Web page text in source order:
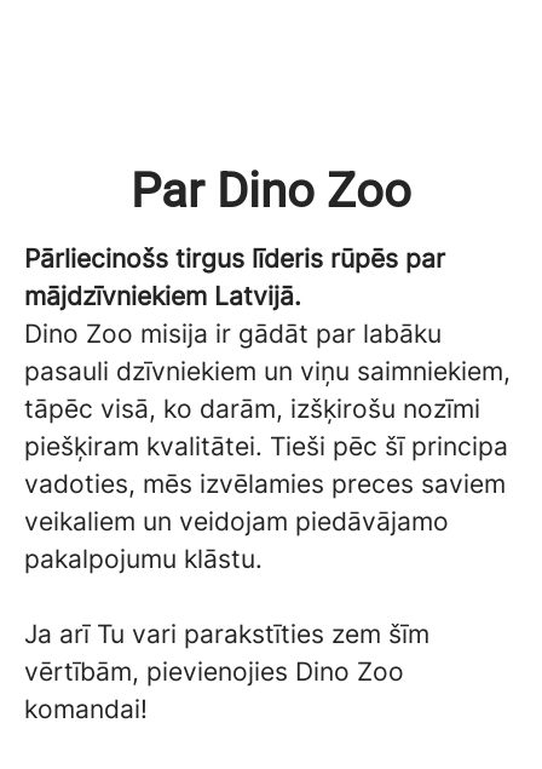
Par Dino Zoo
Pārliecinošs tirgus līderis rūpēs par
mājdzīvniekiem Latvijā.
Dino Zoo misija ir gādāt par labāku
pasauli dzīvniekiem un viņu saimniekiem,
tāpēc visā, ko darām, izšķirošu nozīmi
piešķiram kvalitātei. Tieši pēc šī principa
vadoties, mēs izvēlamies preces saviem
veikaliem un veidojam piedāvājamo
pakalpojumu klāstu.
Ja arī Tu vari parakstīties zem šīm
vērtībām, pievienojies Dino Zoo
komandai!